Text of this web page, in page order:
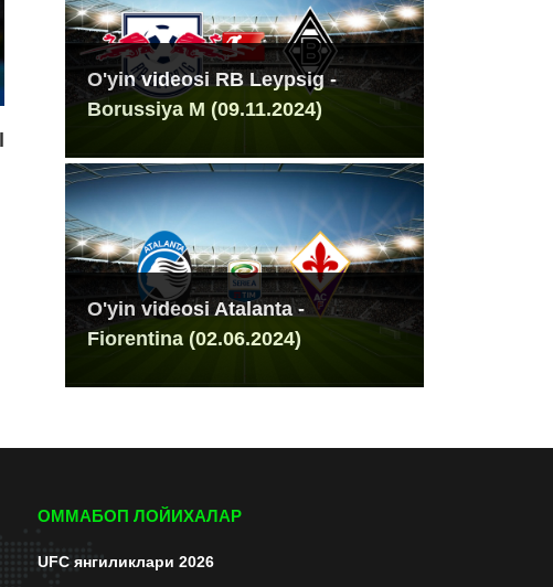
O'yin videosi RB Leypsig -
Borussiya M (09.11.2024)
O'yin videosi Atalanta -
Fiorentina (02.06.2024)
ОММАБОП ЛОЙИХАЛАР
UFC янгиликлари 2026